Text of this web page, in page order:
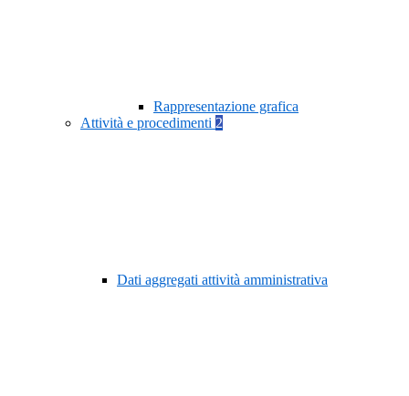
Rappresentazione grafica
Attività e procedimenti 2
Dati aggregati attività amministrativa